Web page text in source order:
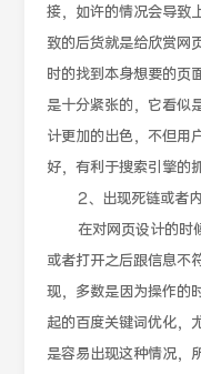
接，如许的情况会导致
致的后货就是给欣赏网
时的找到本身想要的页
是十分紧张的，它看似
计更加的出色，不但用
好，有利于搜索引擎的
2、出现死链或者内
在对网页设计的时候
或者打开之后跟信息不
现，多数是因为操作的
起的百度关键词优化，
是容易出现这种情况，